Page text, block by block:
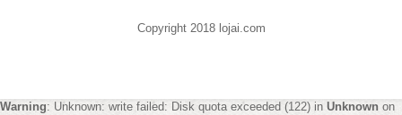
Copyright 2018 lojai.com
Warning: Unknown: write failed: Disk quota exceeded (122) in Unknown on